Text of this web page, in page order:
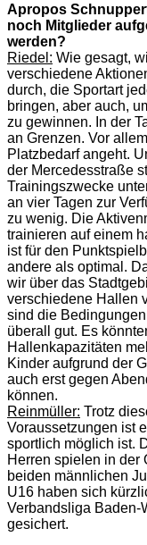
Apropos
noch Mitglieder
werden?
Riedel: Wie gesagt,
verschiedene
durch, die Sportart
bringen, aber auch,
zu gewinnen. In der
an Grenzen. Vor
Platzbedarf angeht.
der Mercedesstraße
Trainingszwecke
an vier Tagen zur
zu wenig. Die
trainieren auf einem
ist für den
andere als optimal.
wir über das
verschiedene Hallen
sind die
überall gut. Es
Hallenkapazitäten
Kinder aufgrund der
auch erst gegen
können.
Reinmüller: Trotz
Voraussetzungen ist
sportlich möglich ist.
Herren spielen in der
beiden männlichen
U16 haben sich
Verbandsliga Baden-
gesichert.